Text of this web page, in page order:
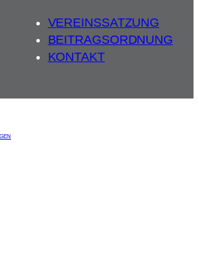
VEREINSSATZUNG
BEITRAGSORDNUNG
KONTAKT